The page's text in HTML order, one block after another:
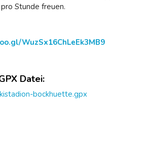
Stunde freuen.
WuzSx16ChLeEk3MB9
Datei:
bockhuette.gpx